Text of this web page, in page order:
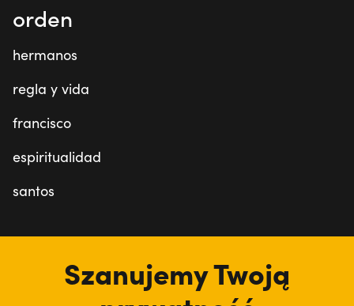
orden
hermanos
regla y vida
francisco
espiritualidad
santos
estamos aquí
Szanujemy Twoją